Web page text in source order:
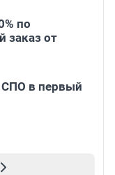
по
заказ от
СПО в первый